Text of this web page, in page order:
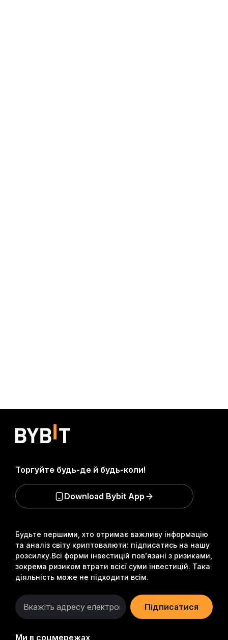
Будьте першими, хто отримає важливу інформацію
та аналіз світу криптовалюти: підписатись на нашу
розсилку.Всі форми інвестицій пов’язані з ризиками,
зокрема ризиком втрати всієї суми інвестицій. Така
діяльність може не підходити всім.
Підписатися
Ми в соцмережах
Торгуйте будь-де й будь-коли!
Download Bybit App